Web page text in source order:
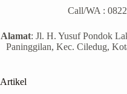
Call/WA :
Alamat: Jl. H. Yusuf Pondok
Paninggilan, Kec. Ciledug,
Artikel